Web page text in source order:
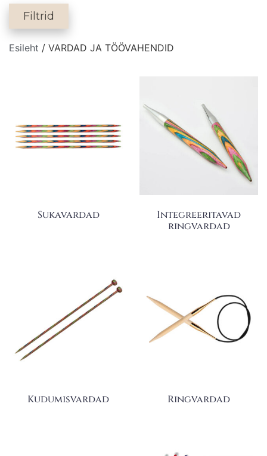
Filtrid
Esileht / VARDAD JA TÖÖVAHENDID
Sukavardad
Integreeritavad
ringvardad
Kudumisvardad Ringvardad